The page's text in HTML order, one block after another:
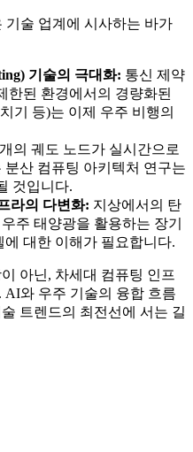
술 업계에 시사하는 바가
기술의 극대화: 통신 제약
한된 환경에서의 경량화된
기 등)는 이제 우주 비행의
의 궤도 노드가 실시간으로
산 컴퓨팅 아키텍처 연구는
것입니다.
라의 다변화: 지상에서의 탄
주 태양광을 활용하는 장기
대한 이해가 필요합니다.
아닌, 차세대 컴퓨팅 인프
와 우주 기술의 융합 흐름
트렌드의 최전선에 서는 길